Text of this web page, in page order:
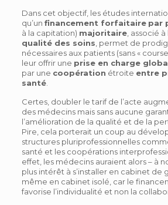
Dans cet objectif, les études
qu’un financement forfaitaire par
à la capitation) majoritaire, associé à
qualité des soins, permet de
nécessaires aux patients (sans «
leur offrir une prise en charge
par une coopération étroite entre
santé.
Certes, doubler le tarif de l’acte
des médecins mais sans aucune
l’amélioration de la qualité et de la
Pire, cela porterait un coup au
structures pluriprofessionnelles
santé et les coopérations
effet, les médecins auraient alors – à
plus intérêt à s’installer en cabinet de
même en cabinet isolé, car le
favorise l’individualité et non la